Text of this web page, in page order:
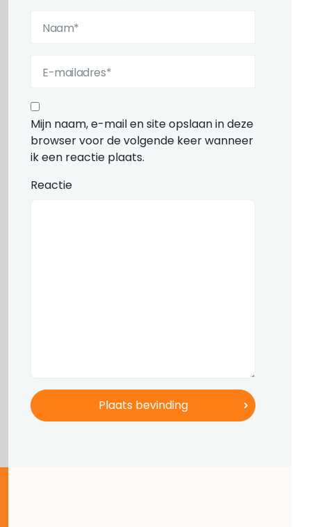
Mijn naam, e-mail en site opslaan in deze
browser voor de volgende keer wanneer
ik een reactie plaats.
Reactie